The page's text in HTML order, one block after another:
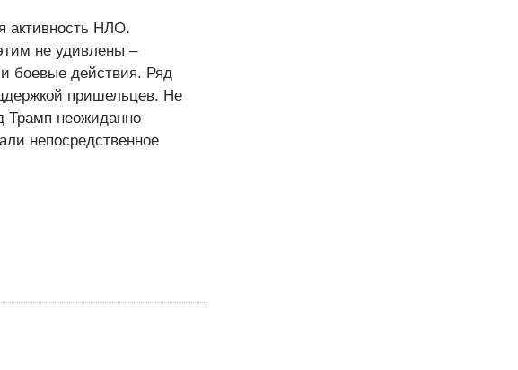
активность НЛО.
не удивлены –
боевые действия. Ряд
пришельцев. Не
Трамп неожиданно
непосредственное